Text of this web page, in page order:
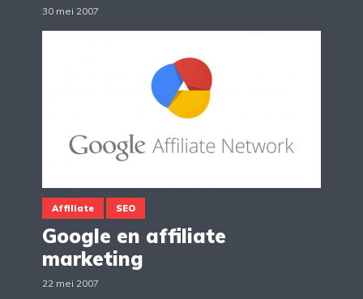
30 mei 2007
Affiliate SEO
Google en affiliate
marketing
22 mei 2007